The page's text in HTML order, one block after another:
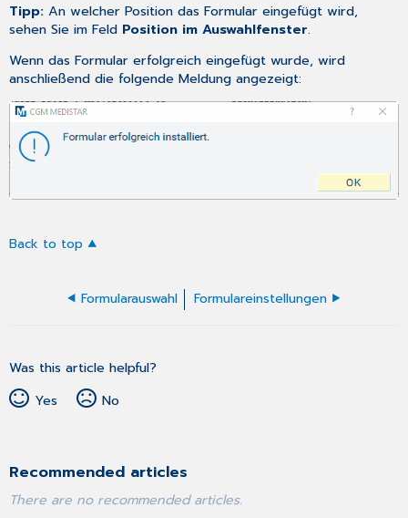
Tipp:An welcher Position das Formular eingefügt wird,
sehen Sie im Feld Position im Auswahlfenster.
Wenn das Formular erfolgreich eingefügt wurde, wird
anschließend die folgende Meldung angezeigt:
Back to top
Formularauswahl Formulareinstellungen
Was this article helpful?
Yes
No
Recommended articles
There are no recommended articles.